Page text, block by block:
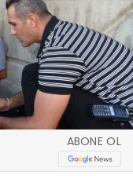
ABONE OL